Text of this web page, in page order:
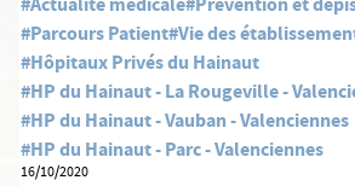
#Parcours Patient#Vie des
#Hôpitaux Privés du Hainaut
#HP du Hainaut - La Rougeville -
#HP du Hainaut - Vauban - Valenciennes
#HP du Hainaut - Parc - Valenciennes
16/10/2020